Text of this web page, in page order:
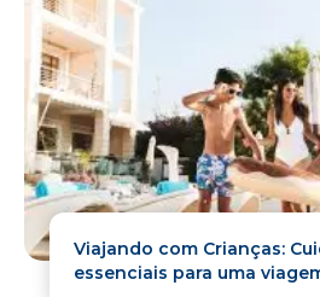
Viajando com Crianças:
essenciais para uma